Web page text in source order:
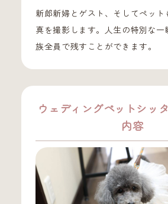
新郎新婦とゲスト、そしてペット
真を撮影します。人生の特別な一
族全員で残すことができます。
ウェディングペットシッ
内容